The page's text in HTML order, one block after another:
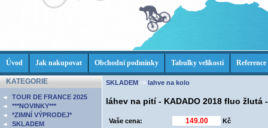
Úvod Jak nakupovat Obchodní podmínky Tabulky velikostí Reference
KATEGORIE
TOUR DE FRANCE 2025
***NOVINKY***
*ZIMNÍ VÝPRODEJ*
SKLADEM
SKLADEM -> lahve na kolo
láhev na pití - KADADO 2018 fluo žlutá
Vaše cena:
Kč